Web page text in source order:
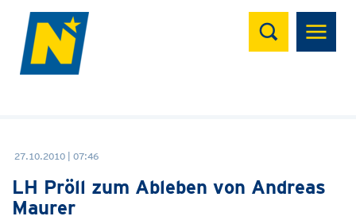
Suchen
27.10.2010 | 07:46
LH Pröll zum Ableben von Andreas
Maurer